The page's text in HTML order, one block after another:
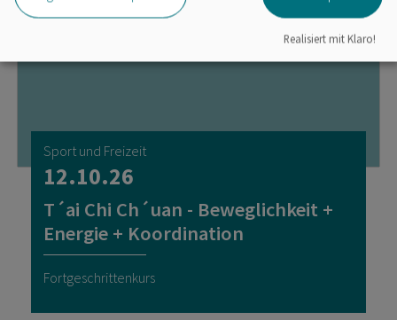
Sport und Freizeit
12.10.26
T´ai Chi Ch´uan - Beweglichkeit +
Energie + Koordination
Fortgeschrittenkurs
Realisiert mit Klaro!